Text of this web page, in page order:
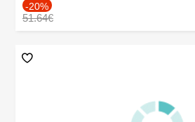
-20%
51.64€